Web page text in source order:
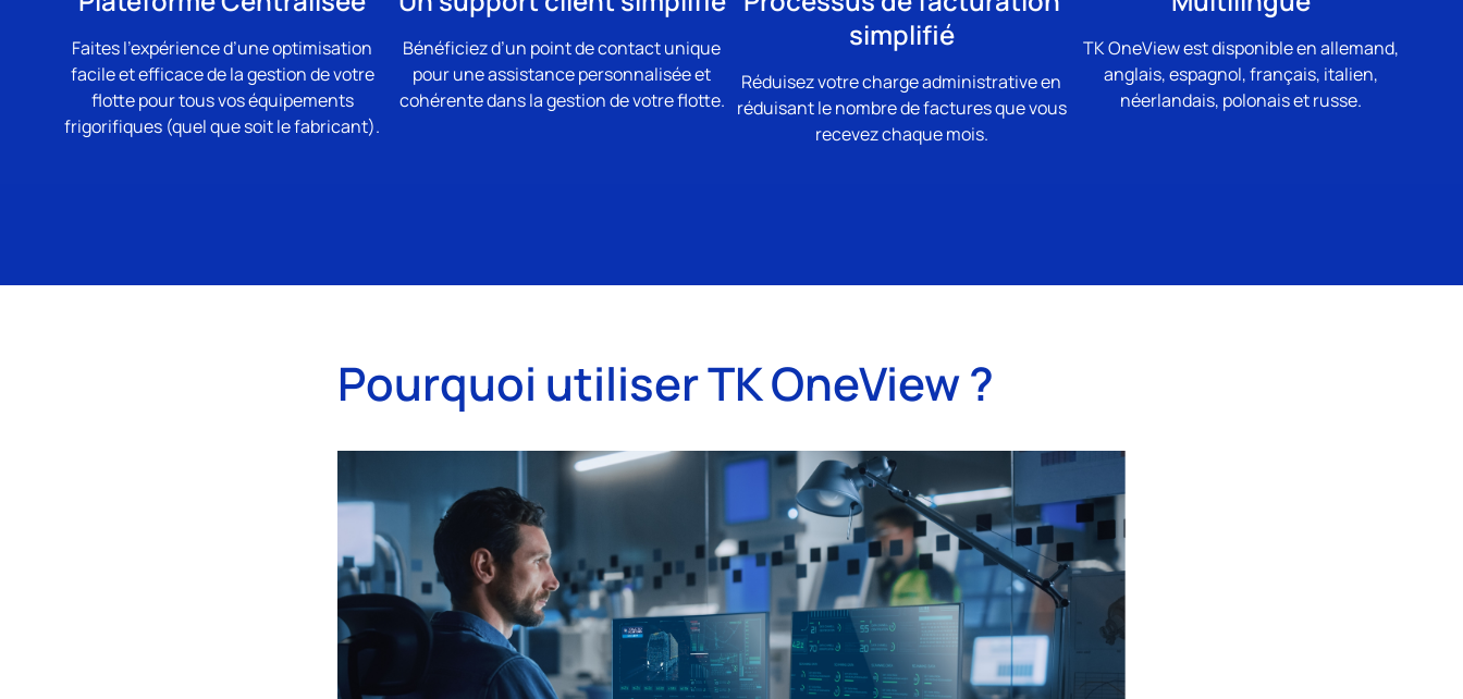
Faites l’expérience d’une optimisation
facile et efficace de la gestion de votre
flotte pour tous vos équipements
frigorifiques (quel que soit le fabricant).
Bénéficiez d’un point de contact unique
pour une assistance personnalisée et
cohérente dans la gestion de votre flotte.
simplifié
Réduisez votre charge administrative en
réduisant le nombre de factures que vous
recevez chaque mois.
TK OneView est disponible en allemand,
anglais, espagnol, français, italien,
néerlandais, polonais et russe.
Pourquoi utiliser TK OneView ?